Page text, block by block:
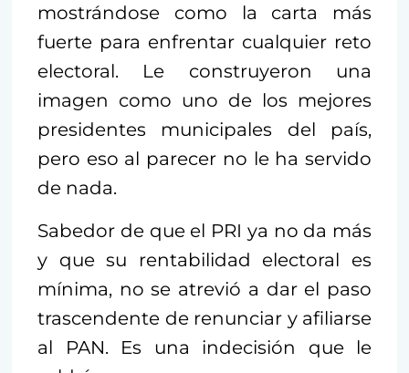
mostrándose como la carta más
fuerte para enfrentar cualquier reto
electoral. Le construyeron una
imagen como uno de los mejores
presidentes municipales del país,
pero eso al parecer no le ha servido
de nada.
Sabedor de que el PRI ya no da más
y que su rentabilidad electoral es
mínima, no se atrevió a dar el paso
trascendente de renunciar y afiliarse
al PAN. Es una indecisión que le